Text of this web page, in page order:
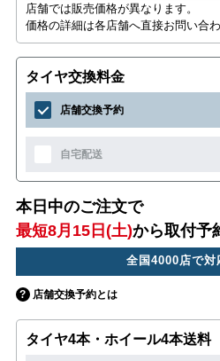
店舗では販売価格が異なります。
価格の詳細は各店舗へ直接お問い合わ
タイヤ交換料金
店舗交換予約
自宅配送
本日中のご注文で
最短8月15日(土)から取付予
全国4000店で対
店舗交換予約とは
タイヤ4本・ホイール4本送料